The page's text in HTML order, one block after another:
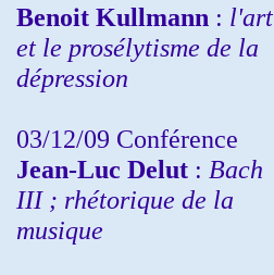
Benoit Kullmann : l'art
et le prosélytisme de la
dépression
03/12/09 Conférence
Jean-Luc Delut : Bach
III ; rhétorique de la
musique